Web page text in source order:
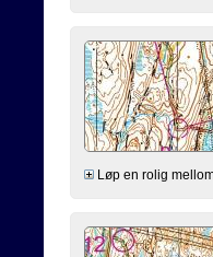
Løp en rolig